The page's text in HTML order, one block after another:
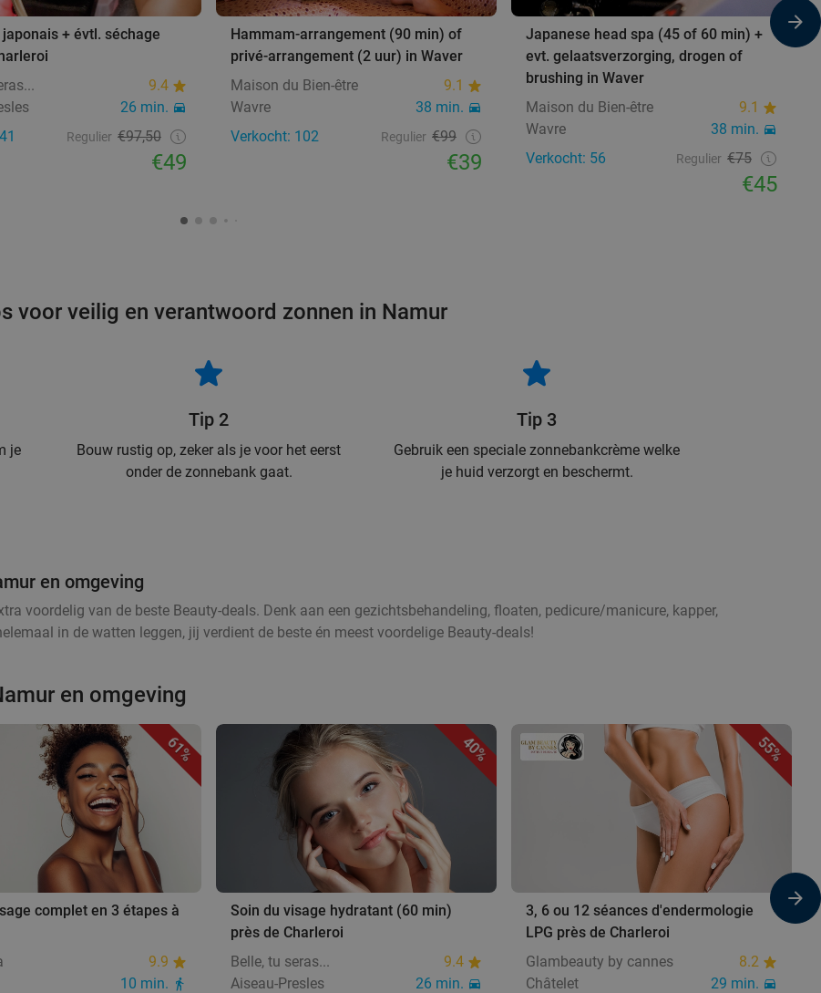
japonais + évtl. séchage
9.4
26 min.
Regulier €97,50
€49
Hammam-arrangement (90 min) of
privé-arrangement (2 uur) in Waver
Maison du Bien-être
9.1
Wavre
38 min.
Verkocht: 102
Regulier €99
€39
Japanese head spa (45 of 60 min) +
evt. gelaatsverzorging, drogen of
brushing in Waver
Maison du Bien-être
9.1
Wavre
38 min.
Verkocht: 56
Regulier €75
€45
voor veilig en verantwoord zonnen in Namur
je
Tip 2
Bouw rustig op, zeker als je voor het eerst
onder de zonnebank gaat.
Tip 3
Gebruik een speciale zonnebankcrème welke
je huid verzorgt en beschermt.
en omgeving
voordelig van de beste Beauty-deals. Denk aan een gezichtsbehandeling, floaten, pedicure/manicure, kapper,
in de watten leggen, jij verdient de beste én meest voordelige Beauty-deals!
en omgeving
61%
complet en 3 étapes à
9.9
10 min.
40%
Soin du visage hydratant (60 min)
près de Charleroi
Belle, tu seras...
9.4
Aiseau-Presles
26 min.
55%
3, 6 ou 12 séances d'endermologie
LPG près de Charleroi
Glambeauty by cannes
8.2
Châtelet
29 min.